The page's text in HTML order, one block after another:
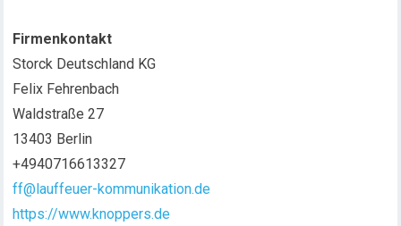
Firmenkontakt
Storck Deutschland KG
Felix Fehrenbach
Waldstraße 27
13403 Berlin
+4940716613327
ff@lauffeuer-kommunikation.de
https://www.knoppers.de